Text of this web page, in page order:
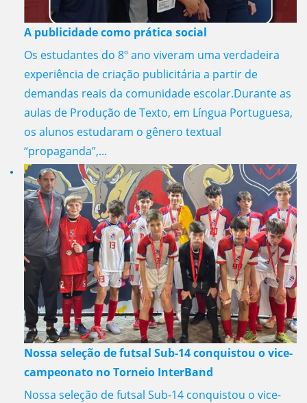
A publicidade como prática social
Os estudantes do 8º ano viveram uma verdadeira
experiência de criação publicitária a partir de
demandas reais da comunidade escolar.Durante as
aulas de Produção de Texto, em Língua Portuguesa,
os alunos estudaram o gênero textual
“propaganda”,...
Nossa seleção de futsal Sub-14 conquistou o vice-
campeonato no Torneio InterBand
Nossa seleção de futsal Sub-14 conquistou o vice-